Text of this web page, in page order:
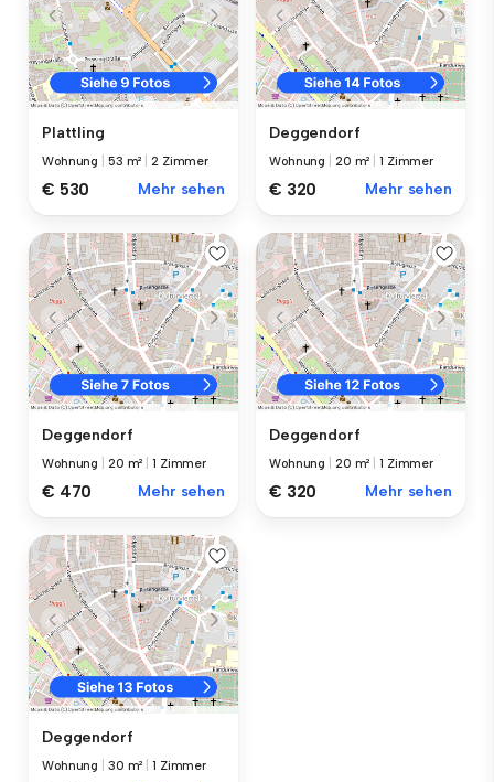
Plattling
Wohnung 53 m² |2 Zimmer
€ 530 Mehr sehen
Deggendorf
Wohnung 20 m² |1 Zimmer
€ 320 Mehr sehen
Deggendorf
Wohnung 20 m² |1 Zimmer
€ 470 Mehr sehen
Deggendorf
Wohnung 20 m² |1 Zimmer
€ 320 Mehr sehen
Deggendorf
Wohnung 30 m² |1 Zimmer